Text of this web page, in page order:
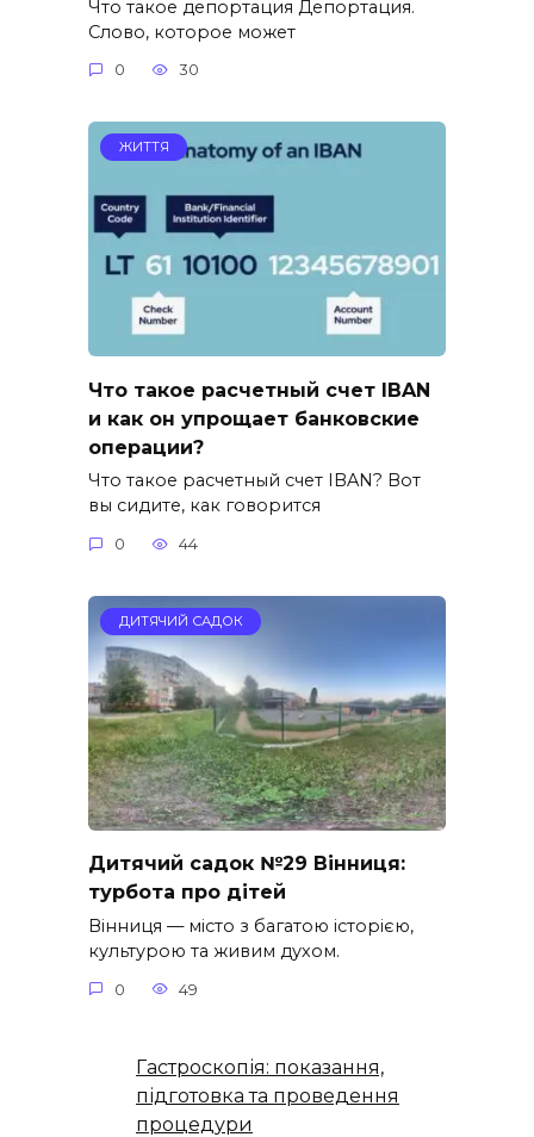
Что такое депортация Депортация.
Слово, которое может
0 30
ЖИТТЯ
Что такое расчетный счет IBAN
и как он упрощает банковские
операции?
Что такое расчетный счет IBAN? Вот
вы сидите, как говорится
0 44
ДИТЯЧИЙ САДОК
Дитячий садок №29 Вінниця:
турбота про дітей
Вінниця — місто з багатою історією,
культурою та живим духом.
0 49
Гастроскопія: показання,
підготовка та проведення
процедури